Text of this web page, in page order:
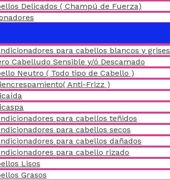
Delicados ( Champú de Fuerza)
para cabellos blancos y grises
Cabelludo Sensible y/ó Descamado
Neutro ( Todo tipo de Cabello )
Anti-Frizz )
para cabellos teñidos
para cabellos secos
para cabellos dañados
para cabello rizado
Lisos
Grasos